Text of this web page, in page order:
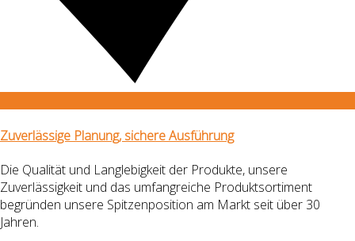
Zuverlässige Planung, sichere Ausführung
Die Qualität und Langlebigkeit der Produkte, unsere
Zuverlässigkeit und das umfangreiche Produktsortiment
begründen unsere Spitzenposition am Markt seit über 30
Jahren.